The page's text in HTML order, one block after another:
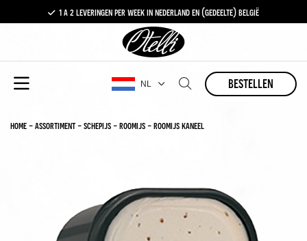
1 a 2 leveringen per week in nederland en (gedeelte) belgië
gratis levering vanaf €100,-
1 a 2 leveringen per week in nederland en (gedeelte) belgië
NL bestellen
home-assortiment-schepijs-roomijs-roomijs kaneel